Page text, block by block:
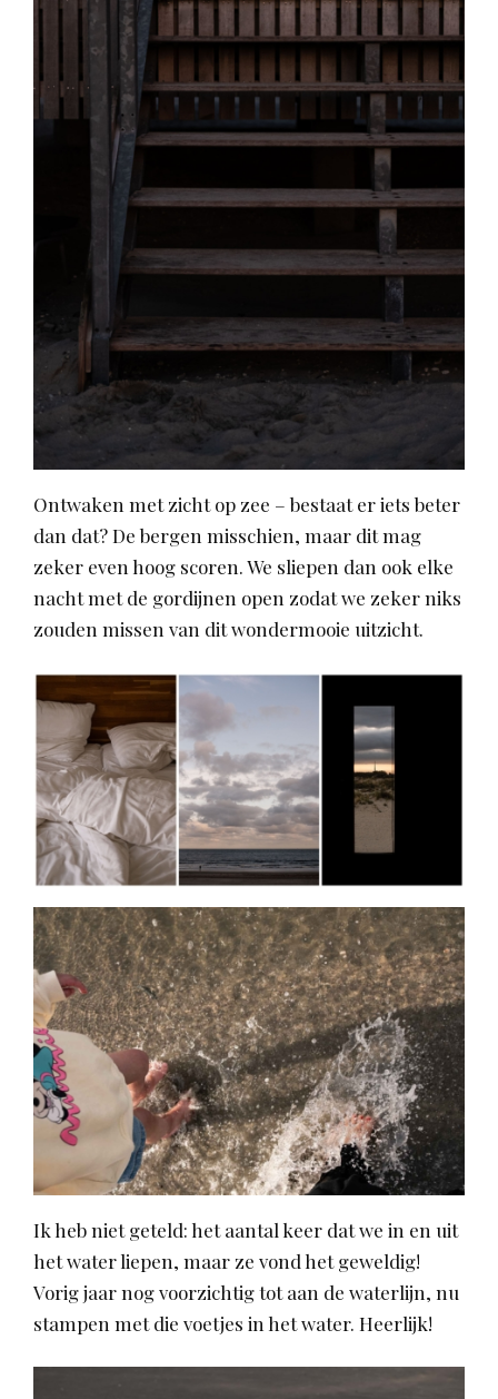
Ontwaken met zicht op zee – bestaat er iets beter
dan dat? De bergen misschien, maar dit mag
zeker even hoog scoren. We sliepen dan ook elke
nacht met de gordijnen open zodat we zeker niks
zouden missen van dit wondermooie uitzicht.
Ik heb niet geteld: het aantal keer dat we in en uit
het water liepen, maar ze vond het geweldig!
Vorig jaar nog voorzichtig tot aan de waterlijn, nu
stampen met die voetjes in het water. Heerlijk!